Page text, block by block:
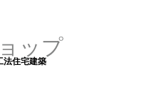
ップ
法住宅建築